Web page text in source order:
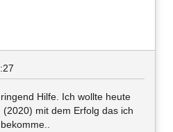
Hilfe. Ich wollte heute
(2020) mit dem Erfolg das ich